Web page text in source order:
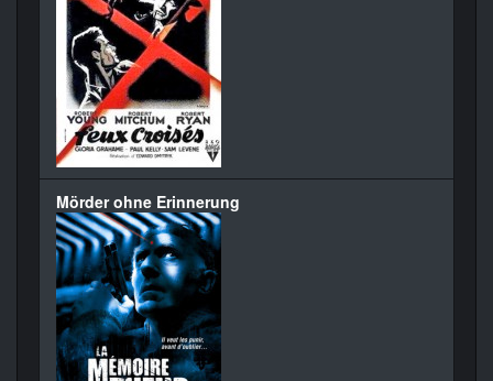
Mörder ohne Erinnerung